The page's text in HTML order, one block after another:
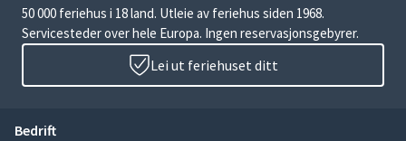
50 000 feriehus i 18 land. Utleie av feriehus siden 1968.
Servicesteder over hele Europa. Ingen reservasjonsgebyrer.
Lei ut feriehuset ditt
Bedrift